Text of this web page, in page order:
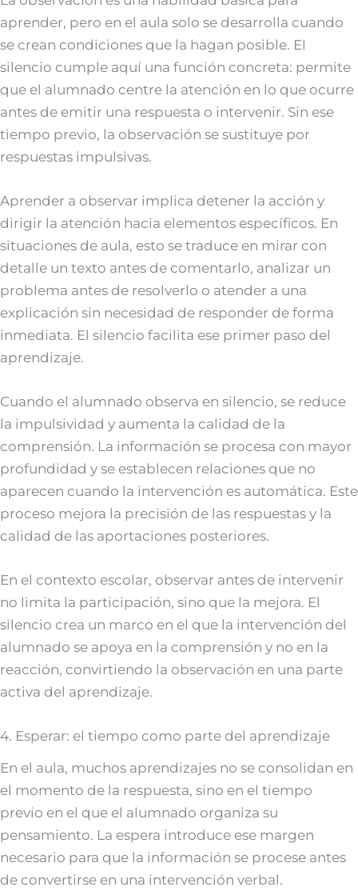
aprender, pero en el aula solo se desarrolla cuando
se crean condiciones que la hagan posible. El
silencio cumple aquí una función concreta: permite
que el alumnado centre la atención en lo que ocurre
antes de emitir una respuesta o intervenir. Sin ese
tiempo previo, la observación se sustituye por
respuestas impulsivas.
Aprender a observar implica detener la acción y
dirigir la atención hacia elementos específicos. En
situaciones de aula, esto se traduce en mirar con
detalle un texto antes de comentarlo, analizar un
problema antes de resolverlo o atender a una
explicación sin necesidad de responder de forma
inmediata. El silencio facilita ese primer paso del
aprendizaje.
Cuando el alumnado observa en silencio, se reduce
la impulsividad y aumenta la calidad de la
comprensión. La información se procesa con mayor
profundidad y se establecen relaciones que no
aparecen cuando la intervención es automática. Este
proceso mejora la precisión de las respuestas y la
calidad de las aportaciones posteriores.
En el contexto escolar, observar antes de intervenir
no limita la participación, sino que la mejora. El
silencio crea un marco en el que la intervención del
alumnado se apoya en la comprensión y no en la
reacción, convirtiendo la observación en una parte
activa del aprendizaje.
4. Esperar: el tiempo como parte del aprendizaje
En el aula, muchos aprendizajes no se consolidan en
el momento de la respuesta, sino en el tiempo
previo en el que el alumnado organiza su
pensamiento. La espera introduce ese margen
necesario para que la información se procese antes
de convertirse en una intervención verbal.